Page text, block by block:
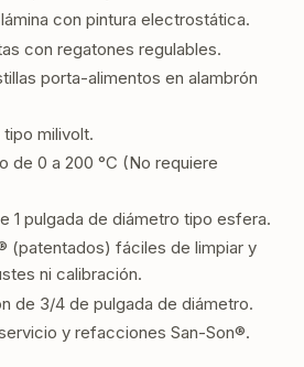
con pintura electrostática.
con regatones regulables.
porta-alimentos en alambrón
milivolt.
de 0 a 200 °C (No requiere
1 pulgada de diámetro tipo esfera.
(patentados) fáciles de limpiar y
ni calibración.
de 3/4 de pulgada de diámetro.
y refacciones San-Son®.